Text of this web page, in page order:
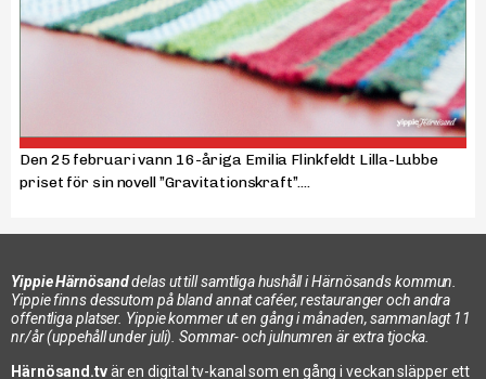
Den 25 februari vann 16-åriga Emilia Flinkfeldt Lilla-Lubbe
priset för sin novell ”Gravitationskraft”....
Yippie Härnösanddelas ut till samtliga hushåll i Härnösands kommun.
Yippie finns dessutom på bland annat caféer, restauranger och andra
offentliga platser. Yippie kommer ut en gång i månaden, sammanlagt 11
nr/år (uppehåll under juli). Sommar- och julnumren är extra tjocka.
Härnösand.tvär en digital tv-kanal som en gång i veckan släpper ett